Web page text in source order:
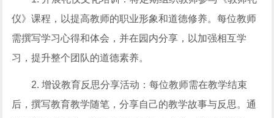
仪》课程，以提高教师的职业形象和道德修养。每位教师
需撰写学习心得和体会，并在园内分享，以加强相互学
习，提升整个团队的道德素养。
2. 增设教育反思分享活动：每位教师需在教学结束
后，撰写教育教学随笔，分享自己的教学故事与反思。通